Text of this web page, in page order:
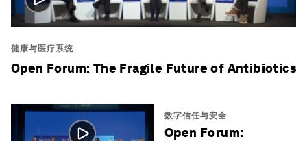
健康与医疗系统
Open Forum: The Fragile Future of Antibiotics
数字信任与安全
Open Forum: